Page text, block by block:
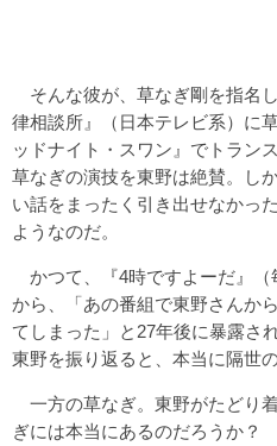
そんな彼が、草なぎ剛を指名
律相談所』（日本テレビ系）に
ッドナイト・スワン』でトラン
草なぎの演技を東野は絶賛。し
い話をまったく引き出せなかっ
ようなのだ。
かつて、『4時ですよーだ』（
から、「あの番組で東野さんか
てしまった」と27年後に暴露さ
東野を振り返ると、本当に隔世の
一方の草なぎ。東野がたどり
ぎには本当にあるのだろうか？